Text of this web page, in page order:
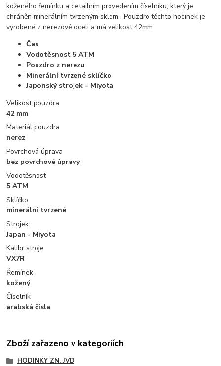
koženého řemínku a detailním provedením číselníku, který je
chráněn minerálním tvrzeným sklem. Pouzdro těchto hodinek je
vyrobené z nerezové oceli a má velikost 42mm.
Čas
Vodotěsnost 5 ATM
Pouzdro z nerezu
Minerální tvrzené sklíčko
Japonský strojek – Miyota
Velikost pouzdra
42 mm
Materiál pouzdra
nerez
Povrchová úprava
bez povrchové úpravy
Vodotěsnost
5 ATM
Sklíčko
minerální tvrzené
Strojek
Japan - Miyota
Kalibr stroje
VX7R
Řemínek
kožený
Číselník
arabská čísla
Zboží zařazeno v kategoriích
HODINKY ZN. JVD